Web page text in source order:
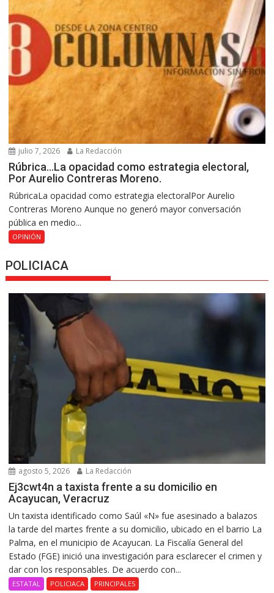
julio 7, 2026 La Redacción
Rúbrica…La opacidad como estrategia electoral,
Por Aurelio Contreras Moreno.
RúbricaLa opacidad como estrategia electoralPor Aurelio
Contreras Moreno Aunque no generó mayor conversación
pública en medio...
OPINIÓN
POLICIACA
agosto 5, 2026 La Redacción
Ej3cwt4n a taxista frente a su domicilio en
Acayucan, Veracruz
Un taxista identificado como Saúl «N» fue asesinado a balazos
la tarde del martes frente a su domicilio, ubicado en el barrio La
Palma, en el municipio de Acayucan. La Fiscalía General del
Estado (FGE) inició una investigación para esclarecer el crimen y
dar con los responsables. De acuerdo con...
ESTATAL POLICIACA PRINCIPALES